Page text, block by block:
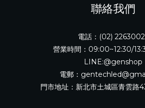
聯絡我們
電話：(02)
營業時間：09:00~12:30/
LINE:@genshop
電郵：
門市地址：新北市土城區青雲路